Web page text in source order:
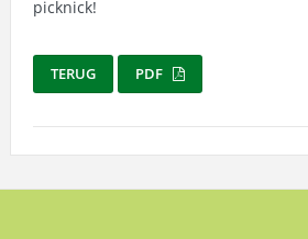
picknick!
TERUG PDF